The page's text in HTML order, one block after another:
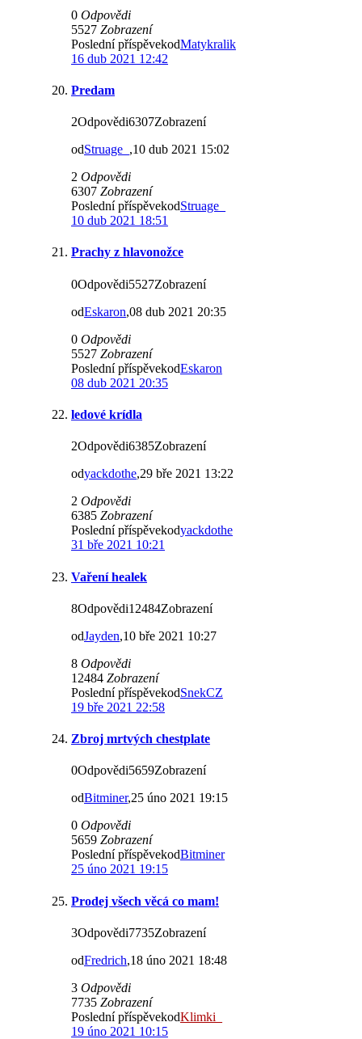
0 Odpovědi
5527 Zobrazení
Poslední příspěvekodMatykralik
16 dub 2021 12:42
Predam
2Odpovědi6307Zobrazení
odStruage_ ,10 dub 2021 15:02
2 Odpovědi
6307 Zobrazení
Poslední příspěvekodStruage_
10 dub 2021 18:51
Prachy z hlavonožce
0Odpovědi5527Zobrazení
odEskaron,08 dub 2021 20:35
0 Odpovědi
5527 Zobrazení
Poslední příspěvekodEskaron
08 dub 2021 20:35
ledové krídla
2Odpovědi6385Zobrazení
odyackdothe,29 bře 2021 13:22
2 Odpovědi
6385 Zobrazení
Poslední příspěvekodyackdothe
31 bře 2021 10:21
Vaření healek
8Odpovědi12484Zobrazení
odJayden,10 bře 2021 10:27
8 Odpovědi
12484 Zobrazení
Poslední příspěvekodSnekCZ
19 bře 2021 22:58
Zbroj mrtvých chestplate
0Odpovědi5659Zobrazení
odBitminer,25 úno 2021 19:15
0 Odpovědi
5659 Zobrazení
Poslední příspěvekodBitminer
25 úno 2021 19:15
Prodej všech věcá co mam!
3Odpovědi7735Zobrazení
odFredrich,18 úno 2021 18:48
3 Odpovědi
7735 Zobrazení
Poslední příspěvekodKlimki_
19 úno 2021 10:15